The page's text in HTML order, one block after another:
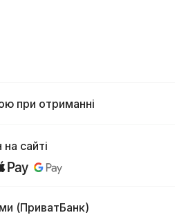
при отриманні
сайті
(ПриватБанк)